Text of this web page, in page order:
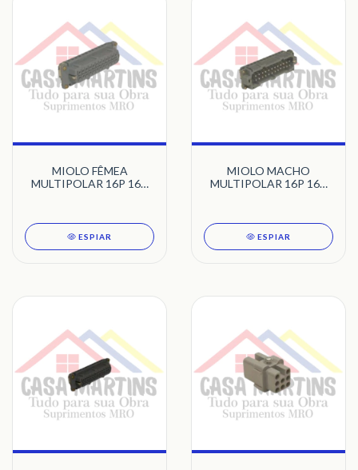
MIOLO FÊMEA
MULTIPOLAR 16P 16A
ESPIAR
MIOLO MACHO
MULTIPOLAR 16P 16A
ESPIAR